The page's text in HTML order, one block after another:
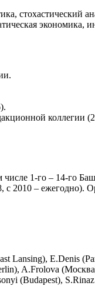
стохастический
коллегии
1-го – 14-го
2010 –
E.Denis
A.Frolova
S.Rinaz